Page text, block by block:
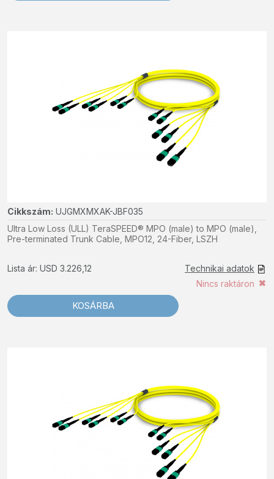
Cikkszám: UJGMXMXAK-JBF035
Ultra Low Loss (ULL) TeraSPEED® MPO (male) to MPO (male),
Pre-terminated Trunk Cable, MPO12, 24-Fiber, LSZH
Technikai adatok
Lista ár: USD 3.226,12
Nincs raktáron
KOSÁRBA